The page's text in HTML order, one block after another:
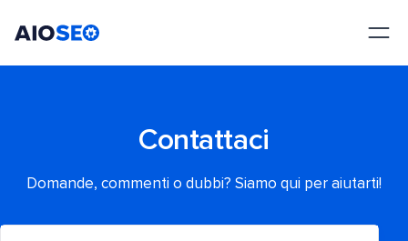
Contattaci
Domande, commenti o dubbi? Siamo qui per aiutarti!